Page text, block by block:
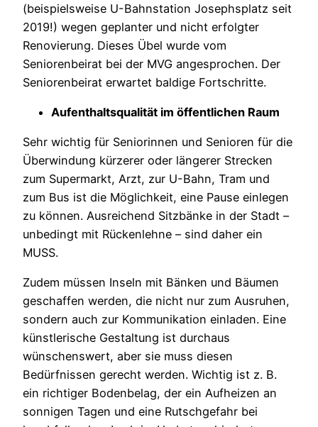
(beispielsweise U-Bahnstation Josephsplatz seit
2019!) wegen geplanter und nicht erfolgter
Renovierung. Dieses Übel wurde vom
Seniorenbeirat bei der MVG angesprochen. Der
Seniorenbeirat erwartet baldige Fortschritte.
Aufenthaltsqualität im öffentlichen Raum
Sehr wichtig für Seniorinnen und Senioren für die
Überwindung kürzerer oder längerer Strecken
zum Supermarkt, Arzt, zur U-Bahn, Tram und
zum Bus ist die Möglichkeit, eine Pause einlegen
zu können. Ausreichend Sitzbänke in der Stadt –
unbedingt mit Rückenlehne – sind daher ein
MUSS.
Zudem müssen Inseln mit Bänken und Bäumen
geschaffen werden, die nicht nur zum Ausruhen,
sondern auch zur Kommunikation einladen. Eine
künstlerische Gestaltung ist durchaus
wünschenswert, aber sie muss diesen
Bedürfnissen gerecht werden. Wichtig ist z. B.
ein richtiger Bodenbelag, der ein Aufheizen an
sonnigen Tagen und eine Rutschgefahr bei